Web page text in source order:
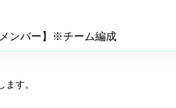
メンバー】※チーム編成
ます。